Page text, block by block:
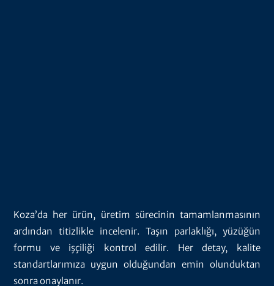
Koza’da her ürün, üretim sürecinin tamamlanmasının
ardından titizlikle incelenir. Taşın parlaklığı, yüzüğün
formu ve işçiliği kontrol edilir. Her detay, kalite
standartlarımıza uygun olduğundan emin olunduktan
sonra onaylanır.